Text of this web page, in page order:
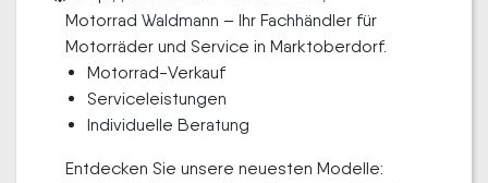
Motorrad Waldmann – Ihr Fachhändler für
Motorräder und Service in Marktoberdorf.
Motorrad-Verkauf
Serviceleistungen
Individuelle Beratung
Entdecken Sie unsere neuesten Modelle: